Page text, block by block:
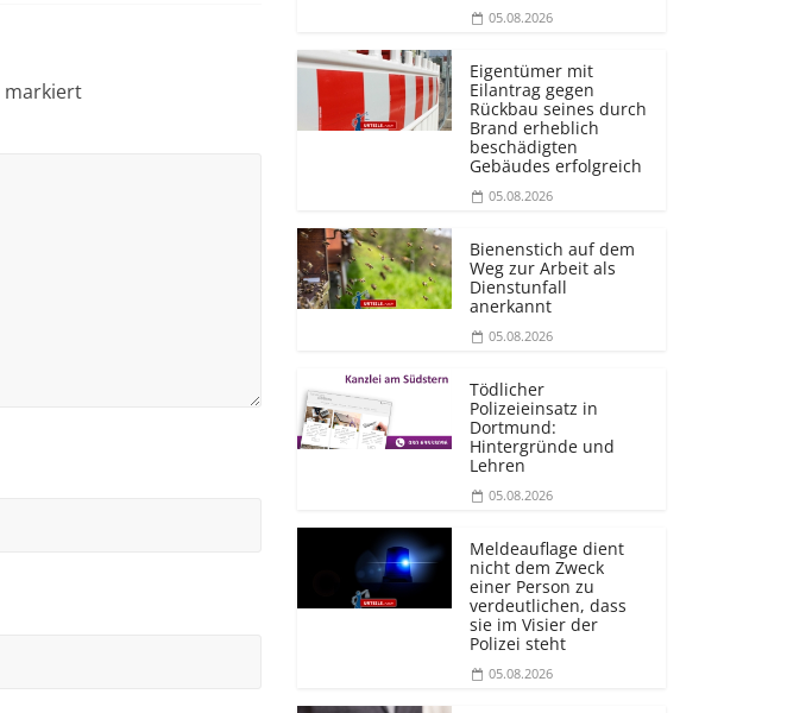
markiert
05.08.2026
Eigentümer mit
Eilantrag gegen
Rückbau seines durch
Brand erheblich
beschädigten
Gebäudes erfolgreich
05.08.2026
Bienenstich auf dem
Weg zur Arbeit als
Dienstunfall
anerkannt
05.08.2026
Tödlicher
Polizeieinsatz in
Dortmund:
Hintergründe und
Lehren
05.08.2026
Meldeauflage dient
nicht dem Zweck
einer Person zu
verdeutlichen, dass
sie im Visier der
Polizei steht
05.08.2026